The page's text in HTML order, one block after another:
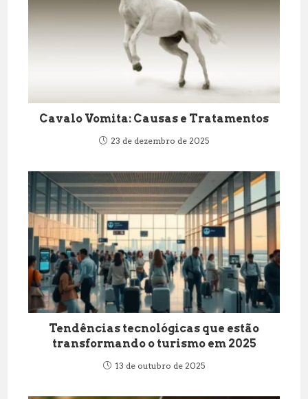
Cavalo Vomita: Causas e Tratamentos
23 de dezembro de 2025
Tendências tecnológicas que estão
transformando o turismo em 2025
13 de outubro de 2025